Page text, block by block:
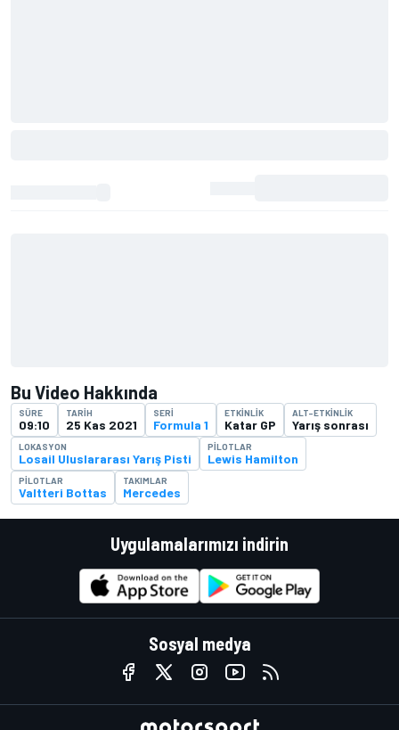
Bu Video Hakkında
SÜRE
09:10
TARIH
25 Kas 2021
SERI
Formula 1
ETKINLIK
Katar GP
ALT-ETKINLIK
Yarış sonrası
LOKASYON
Losail Uluslararası Yarış Pisti
PILOTLAR
Lewis Hamilton
PILOTLAR
Valtteri Bottas
TAKIMLAR
Mercedes
Uygulamalarımızı indirin
Sosyal medya